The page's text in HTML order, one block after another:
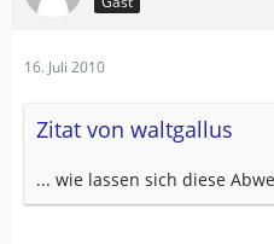
16. Juli 2010
Zitat von waltgallus
... wie lassen sich diese